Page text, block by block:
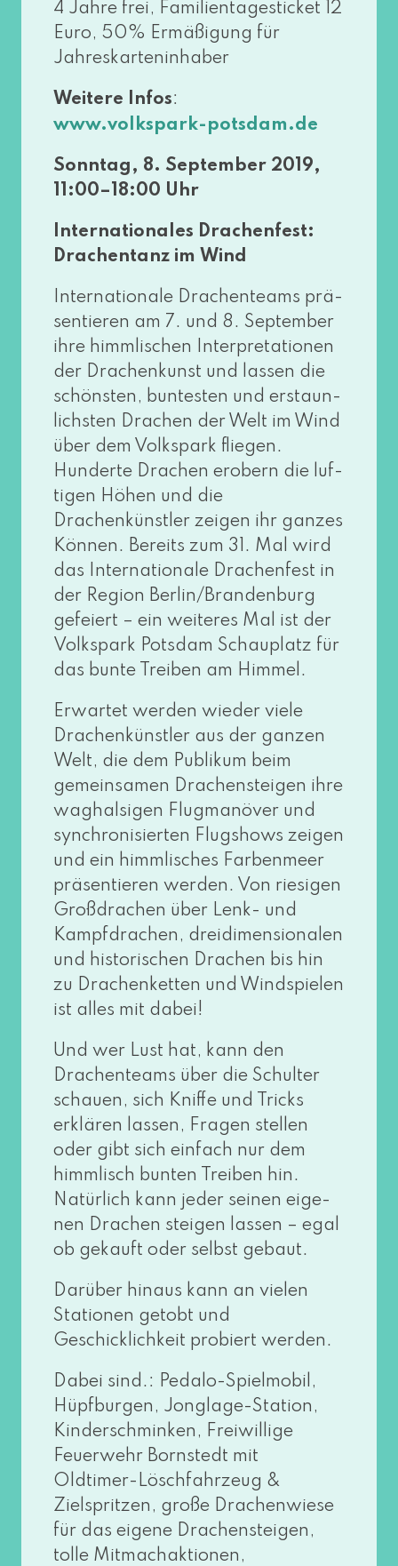
4 Jahre frei, Familientagesticket 12
Euro, 50% Ermäßigung für
Jahreskarteninhaber
Weitere Infos:
www​.volks​park​-pots​dam​.de
Sonntag, 8. September 2019,
11:00–18:00 Uhr
Internationales Drachenfest:
Drachentanz im Wind
Internationale Drachenteams prä­
sen­tie­ren am 7. und 8. September
ihre himm­li­schen Interpretationen
der Drachenkunst und las­sen die
schöns­ten, bun­tes­ten und erstaun­
lichs­ten Drachen der Welt im Wind
über dem Volkspark flie­gen.
Hunderte Drachen erobern die luf­
ti­gen Höhen und die
Drachenkünstler zei­gen ihr gan­zes
Können. Bereits zum 31. Mal wird
das Internationale Drachenfest in
der Region Berlin/Brandenburg
gefei­ert – ein wei­te­res Mal ist der
Volkspark Potsdam Schauplatz für
das bun­te Treiben am Himmel.
Erwartet wer­den wie­der vie­le
Drachenkünstler aus der gan­zen
Welt, die dem Publikum beim
gemein­sa­men Drachensteigen ihre
wag­hal­si­gen Flugmanöver und
syn­chro­ni­sier­ten Flugshows zei­gen
und ein himm­li­sches Farbenmeer
prä­sen­tie­ren wer­den. Von rie­si­gen
Großdrachen über Lenk- und
Kampfdrachen, drei­di­men­sio­na­len
und his­to­ri­schen Drachen bis hin
zu Drachenketten und Windspielen
ist alles mit dabei!
Und wer Lust hat, kann den
Drachenteams über die Schulter
schau­en, sich Kniffe und Tricks
erklä­ren las­sen, Fragen stel­len
oder gibt sich ein­fach nur dem
himm­lisch bun­ten Treiben hin.
Natürlich kann jeder sei­nen eige­
nen Drachen stei­gen las­sen – egal
ob gekauft oder selbst gebaut.
Darüber hin­aus kann an vie­len
Stationen getobt und
Geschicklichkeit pro­biert werden.
Dabei sind.: Pedalo-Spielmobil,
Hüpfburgen, Jonglage-Station,
Kinderschminken, Freiwillige
Feuerwehr Bornstedt mit
Oldtimer-Löschfahrzeug &
Zielspritzen, gro­ße Drachenwiese
für das eige­ne Drachensteigen,
tol­le Mitmachaktionen,